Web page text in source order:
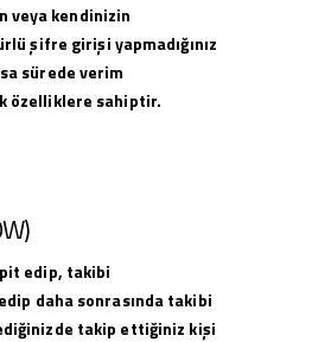
veya kendinizin
şifre girişi yapmadığınız
sürede verim
özelliklere sahiptir.
edip, takibi
daha sonrasında takibi
takip ettiğiniz kişi